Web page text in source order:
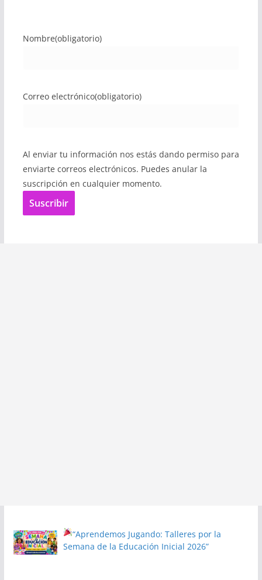
Nombre(obligatorio)
Correo electrónico(obligatorio)
Al enviar tu información nos estás dando permiso para
enviarte correos electrónicos. Puedes anular la
suscripción en cualquier momento.
Suscribir
“Aprendemos Jugando: Talleres por la
Semana de la Educación Inicial 2026”